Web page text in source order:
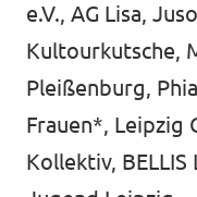
e.V., AG Lisa,
Kultourkutsche,
Pleißenburg,
Frauen*, Leipzig
Kollektiv, BELLIS